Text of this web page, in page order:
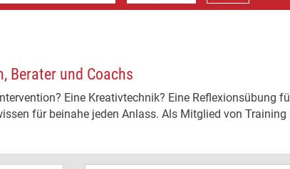
Berater und Coachs
Eine Kreativtechnik? Eine Reflexionsübung
für beinahe jeden Anlass. Als Mitglied von